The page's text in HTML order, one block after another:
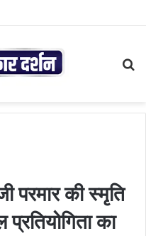
परमार की स्मृति
का